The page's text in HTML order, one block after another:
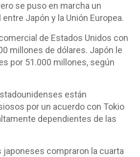
se puso en marcha un
Japón y la Unión Europea.
de Estados Unidos con
millones de dólares. Japón le
por 51.000 millones, según
están
por un acuerdo con Tokio
dependientes de las
compraron la cuarta